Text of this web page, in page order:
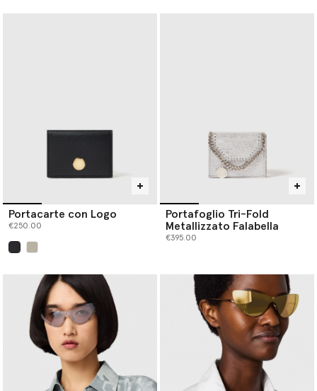
Portacarte con Logo
€250.00
Portafoglio Tri-Fold
Metallizzato Falabella
€395.00